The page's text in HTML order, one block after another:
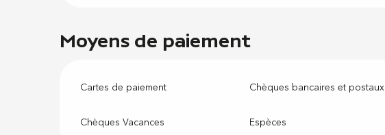
Moyens de paiement
Cartes de paiement Chèques bancaires et postaux
Chèques Vacances Espèces